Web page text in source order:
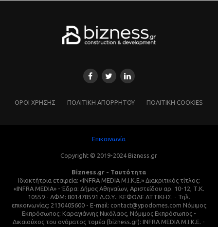
ΌΡΟΙ ΧΡΗΣΗΣ ΠΟΛΙΤΙΚΗ ΑΠΟΡΡΗΤΟΥ ΠΟΛΙΤΙΚΗ COOKIES
Επικοινωνία
Copyright © 2019-2024 Bizness.gr
Bizness.gr - Ταυτότητα
Ιδιοκτήτρια εταιρεία: «INFRA MEDIA M.I.K.E.» Διακριτικός τίτλος:
«INFRA MEDIA» - Έδρα: Δήμος Αθηναίων, Αριστείδου αρ. 10-12, Τ.Κ.
10559 - ΑΦΜ: 801478591 Δ.Ο.Υ.: ΚΕΦΟΔΕ ΑΤΤΙΚΗΣ. - Τηλ.
επικοινωνίας: 2130405600 - E-mail: contact@ypodomes.com Νόμιμος
Εκπρόσωπος: Καραγιάννης Νικόλαος, Νόμιμος Εκπρόσωπος -
Δικαιούχος του ονόματος τομέα (bizness.gr): INFRA MEDIA M.I.K.E. -